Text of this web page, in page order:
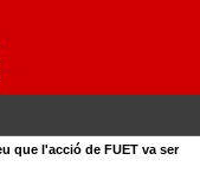
que l'acció de FUET va ser